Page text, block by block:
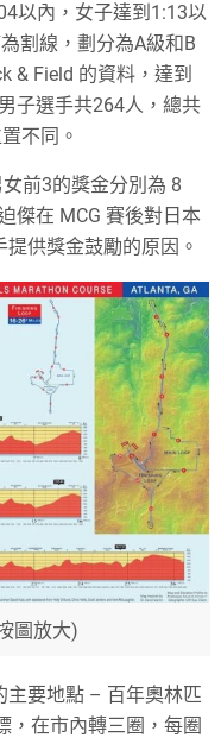
以內，女子達到1:13以
割線，劃分為A級和B
& Field 的資料，達到
子選手共264人，總共
不同。
前3的獎金分別為 8
傑在 MCG 賽後對日本
供獎金鼓勵的原因。
圖放大)
主要地點 – 百年奧林匹
，在市內轉三圈，每圈